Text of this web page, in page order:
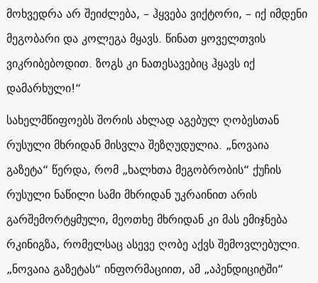
მოხვედრა არ შეიძლება, – ჰყვება ვიქტორი, – იქ იმდენი
მეგობარი და კოლეგა მყავს. წინათ ყოველთვის
ვიკრიბებოდით. ზოგს კი ნათესავებიც ჰყავს იქ
დამარხული!“
სახელმწიფოებს შორის ახლად აგებულ ღობესთან
რუსული მხრიდან მისვლა შეზღუდულია. „ნოვაია
გაზეტა“ წერდა, რომ „ხალხთა მეგობრობის“ ქუჩის
რუსული ნაწილი სამი მხრიდან უკრაინით არის
გარშემორტყმული, მეოთხე მხრიდან კი მას ემიჯნება
რკინიგზა, რომელსაც ასევე ღობე აქვს შემოვლებული.
„ნოვაია გაზეტას“ ინფორმაციით, ამ „აპენდიციტში“